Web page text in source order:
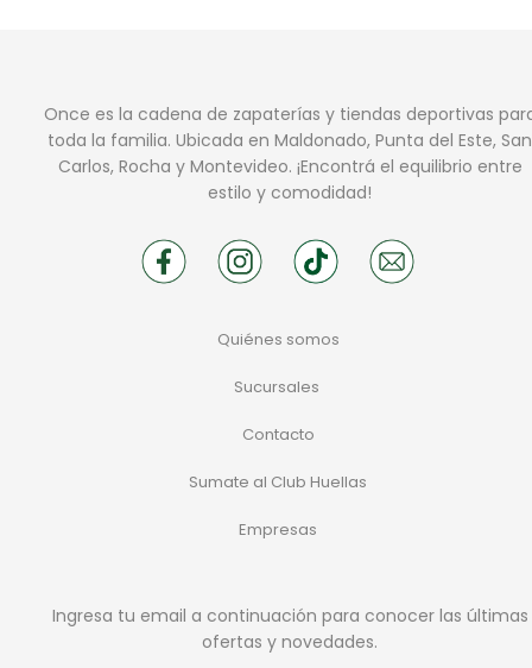
Once es la cadena de zapaterías y tiendas deportivas
toda la familia. Ubicada en Maldonado, Punta del Este, San
Carlos, Rocha y Montevideo. ¡Encontrá el equilibrio entre
estilo y comodidad!
Quiénes somos
Sucursales
Contacto
Sumate al Club Huellas
Empresas
Ingresa tu email a continuación para conocer las últimas
ofertas y novedades.